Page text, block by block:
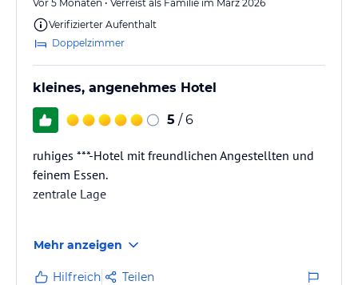
jeweiligen Veranstalters.
Vor 5 Monaten • Verreist als Familie im März 2026
Verifizierter Aufenthalt
Doppelzimmer
kleines, angenehmes Hotel
5 / 6
ruhiges ***-Hotel mit freundlichen Angestellten und
feinem Essen.
zentrale Lage
Mehr anzeigen
Hilfreich Teilen